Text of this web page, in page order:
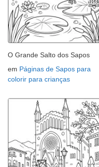
O Grande Salto dos Sapos
em Páginas de Sapos para
colorir para crianças